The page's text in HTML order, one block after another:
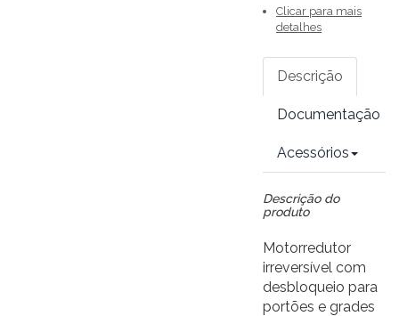
Clicar para mais
detalhes
Descrição
Documentação
Acessórios
Descrição do
produto
Motorredutor
irreversível com
desbloqueio para
portões e grades